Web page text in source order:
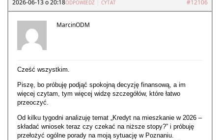
2026-06-13 o 20:18 #12106
ODPOWIEDZ CYTAT
MarcinODM
Cześć wszystkim.
Piszę, bo próbuję podjąć spokojną decyzję finansową, a im
więcej czytam, tym więcej widzę szczegółów, które łatwo
przeoczyć.
Od kilku tygodni analizuję temat „Kredyt na mieszkanie w 2026 –
składać wniosek teraz czy czekać na niższe stopy?” i próbuję
przełożyć ogólne porady na moją sytuację w Poznaniu.